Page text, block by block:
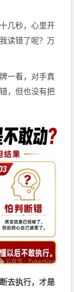
几秒，心里开
读错了呢？万
一看，对手真
，但也没有把
去执行，才是